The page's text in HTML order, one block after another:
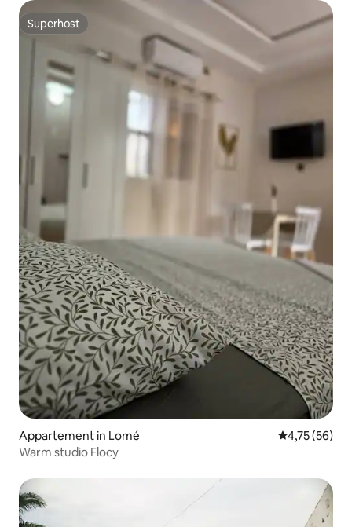
Superhost
Superhost
Appartement in Lomé Gemiddelde
4,75 (56)
Warm studio Flocy